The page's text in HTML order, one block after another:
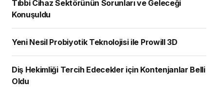
Tıbbi Cihaz Sektörünün Sorunları ve Geleceği
Konuşuldu
Yeni Nesil Probiyotik Teknolojisi ile Prowill 3D
Diş Hekimliği Tercih Edecekler için Kontenjanlar Belli
Oldu